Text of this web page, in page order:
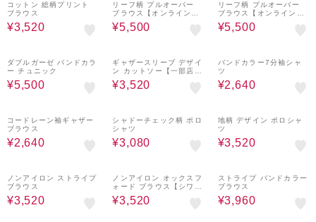
コットン 総柄プリント
ブラウス
¥3,520
リーフ柄 プルオーバー
ブラウス【オンラインシ
ョップ・一部店舗限定】
¥5,500
リーフ柄 プルオーバー
ブラウス【オンラインシ
ョップ・一部店舗限定】
¥5,500
ダブルガーゼ バンドカラ
ー チュニック
¥5,500
ギャザースリーブ デザイ
ン カットソー【一部店舗
限定】
¥3,520
バンドカラー7分袖シャ
ツ
¥2,640
コードレーン袖ギャザー
ブラウス
¥2,640
シャドーチェック柄 ポロ
シャツ
¥3,080
地柄 デザイン ポロシャ
ツ
¥3,520
ノンアイロン ストライプ
ブラウス
¥3,520
ノンアイロン オックスフ
ォード ブラウス【シワに
なりにくい】
¥3,520
ストライプ バンドカラー
ブラウス
¥3,960